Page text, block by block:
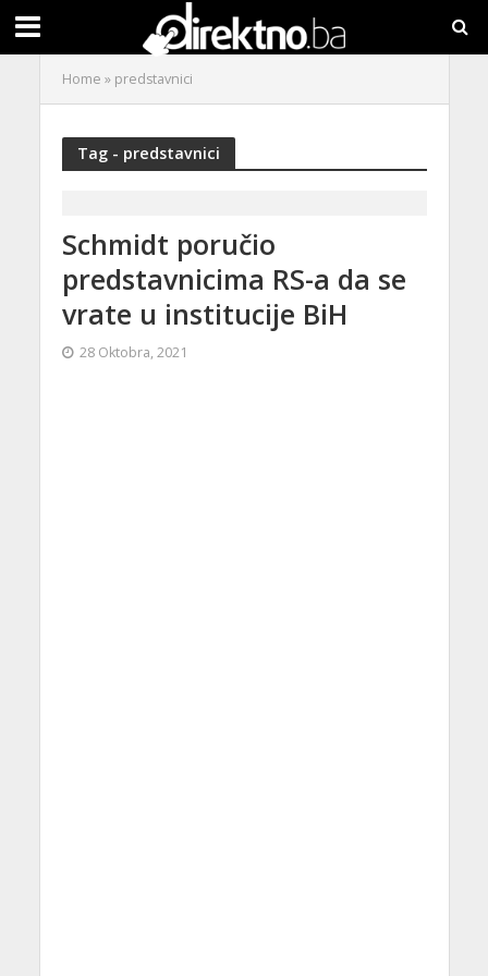
Home » predstavnici
Tag - predstavnici
Schmidt poručio
predstavnicima RS-a da se
vrate u institucije BiH
28 Oktobra, 2021